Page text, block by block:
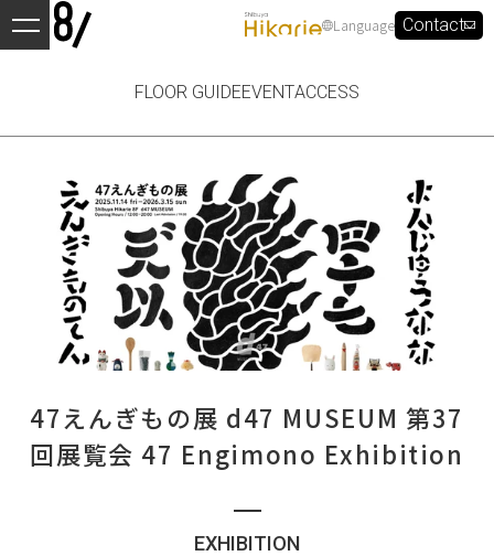
Language Contact
FLOOR GUIDEEVENTACCESS
47えんぎもの展 d47 MUSEUM 第37
回展覧会 47 Engimono Exhibition
EXHIBITION